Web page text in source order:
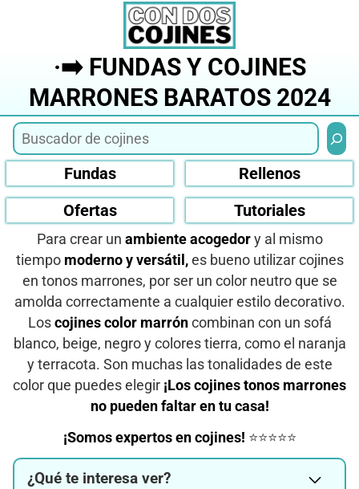
·➡️ FUNDAS Y COJINES
MARRONES BARATOS 2024
Fundas
Rellenos
Ofertas
Tutoriales
Para crear un ambiente acogedory al mismo
tiempo moderno y versátil,es bueno utilizar cojines
en tonos marrones, por ser un color neutro que se
amolda correctamente a cualquier estilo decorativo.
Los cojines color marróncombinan con un sofá
blanco, beige, negro y colores tierra, como el naranja
y terracota. Son muchas las tonalidades de este
color que puedes elegir ¡Los cojines tonos marrones
no pueden faltar en tu casa!
¡Somos expertos en cojines! ⭐⭐⭐⭐⭐
¿Qué te interesa ver?